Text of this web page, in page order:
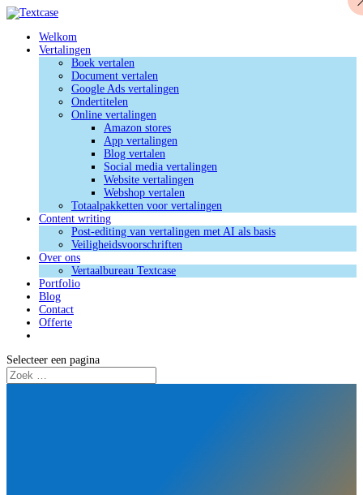
Welkom
Vertalingen
Boek vertalen
Document vertalen
Google Ads vertalingen
Ondertitelen
Online vertalingen
Amazon stores
App vertalingen
Blog vertalen
Social media vertalingen
Website vertalingen
Webshop vertalen
Totaalpakketten voor vertalingen
Content writing
Post-editing van vertalingen met AI als basis
Veiligheidsvoorschriften
Over ons
Vertaalbureau Textcase
Portfolio
Blog
Contact
Offerte
Selecteer een pagina